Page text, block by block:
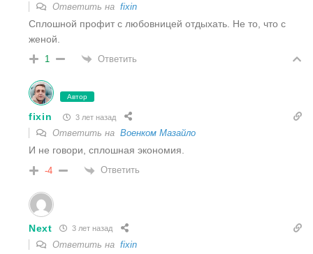
Ответить на fixin
Сплошной профит с любовницей отдыхать. Не то, что с
женой.
1 Ответить
Автор
fixin 3 лет назад
Ответить на Военком Мазайло
И не говори, сплошная экономия.
-4 Ответить
Next 3 лет назад
Ответить на fixin